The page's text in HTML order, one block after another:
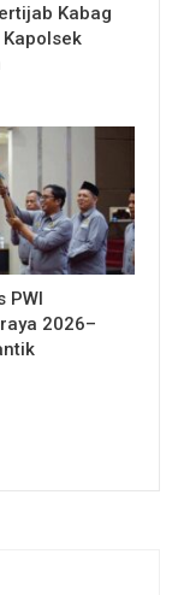
Kabag
Kapolsek
PWI
2026–